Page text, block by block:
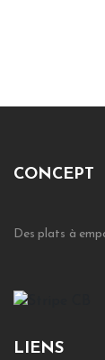
CONCEPT
Des plats à
LIENS